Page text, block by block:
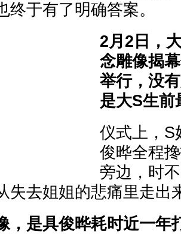
终于有了明确答案。
2月2日，
念雕像揭
举行，没
是大S生前
仪式上，S
俊晔全程
旁边，时
失去姐姐的悲痛里走出
，是具俊晔耗时近一年